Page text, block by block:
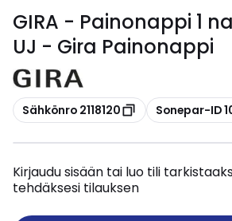
GIRA - Painonappi 1
UJ - Gira Painonappi
Kopioi
Sähkönro 2118120 Kopioi
Sonepar-ID
Kirjaudu sisään tai luo tili
tehdäksesi tilauksen